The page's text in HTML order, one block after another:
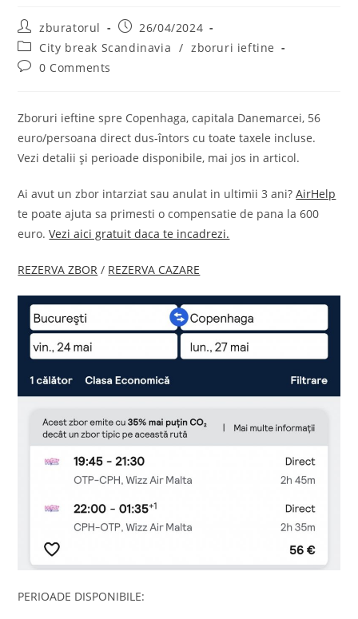
Post
author:
zburatorul
Post
published:
26/04/2024
Post
category:
City break Scandinavia / zboruri ieftine
Post0 Comments
Zboruri ieftine spre Copenhaga, capitala Danemarcei, 56
euro/persoana direct dus-întors cu toate taxele incluse.
Vezi detalii și perioade disponibile, mai jos in articol.
Ai avut un zbor intarziat sau anulat in ultimii 3 ani?AirHelp
te poate ajuta sa primesti o compensatie de pana la 600
euro.Vezi aici gratuit daca te incadrezi.
REZERVA ZBOR / REZERVA CAZARE
PERIOADE DISPONIBILE: